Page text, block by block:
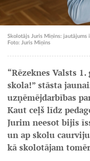
Skolotājs Juris Miņins: jautājums
Foto: Juris Miņins
“Rēzeknes Valsts
skola!” stāsta
uzņēmējdarbības
Kaut ceļš līdz
Jurim neesot bijis
un ap skolu
kā skolotājam